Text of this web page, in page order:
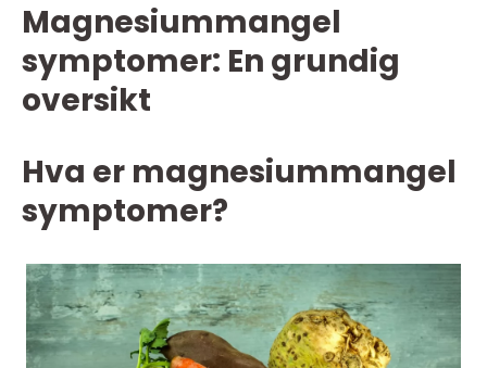
Magnesiummangel
symptomer: En grundig
oversikt
Hva er magnesiummangel
symptomer?